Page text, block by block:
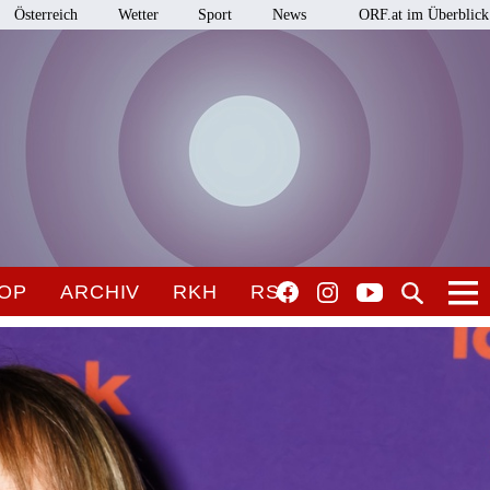
Österreich Wetter Sport News ORF.at im Überblick
ARCHIV RKH RSO